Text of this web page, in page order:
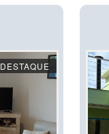
DESTAQUE